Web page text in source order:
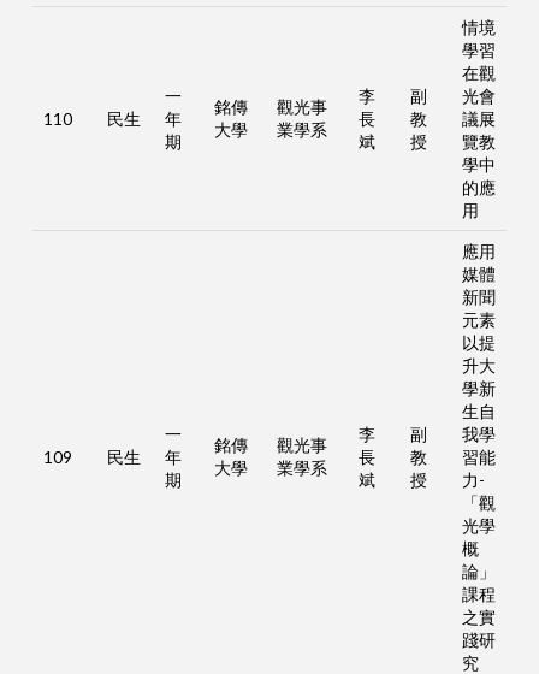
110 民生
一
年
期
銘傳
大學
觀光事
業學系
李
長
斌
副
教
授
情境
學習
在觀
光會
議展
覽教
學中
的應
用
109 民生
一
年
期
銘傳
大學
觀光事
業學系
李
長
斌
副
教
授
應用
媒體
新聞
元素
以提
升大
學新
生自
我學
習能
力-
「觀
光學
概
論」
課程
之實
踐研
究